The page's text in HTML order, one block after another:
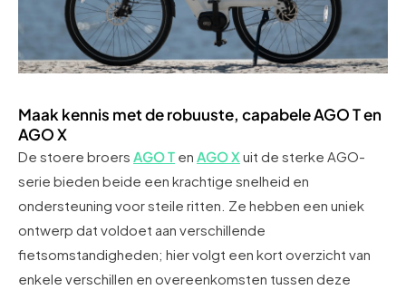
Maak kennis met de robuuste, capabele AGO T en
AGO X
De stoere broers AGO T en AGO X uit de sterke AGO-
serie bieden beide een krachtige snelheid en
ondersteuning voor steile ritten. Ze hebben een uniek
ontwerp dat voldoet aan verschillende
fietsomstandigheden; hier volgt een kort overzicht van
enkele verschillen en overeenkomsten tussen deze